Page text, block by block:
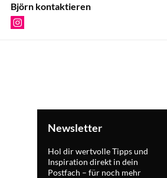
Björn kontaktieren
Newsletter
Hol dir wertvolle Tipps und
Inspiration direkt in dein
Postfach – für noch mehr